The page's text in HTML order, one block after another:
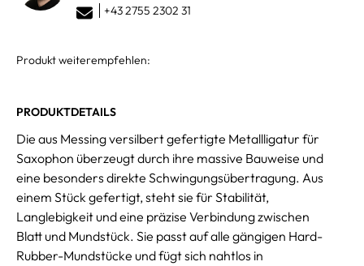
+43 2755 2302 31
Produkt weiterempfehlen:
PRODUKTDETAILS
Die aus Messing versilbert gefertigte Metallligatur für
Saxophon überzeugt durch ihre massive Bauweise und
eine besonders direkte Schwingungsübertragung. Aus
einem Stück gefertigt, steht sie für Stabilität,
Langlebigkeit und eine präzise Verbindung zwischen
Blatt und Mundstück. Sie passt auf alle gängigen Hard-
Rubber-Mundstücke und fügt sich nahtlos in